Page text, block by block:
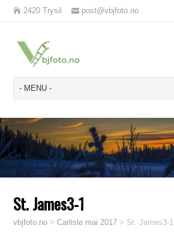
2420 Trysil post@vbjfoto.no
St. James3-1
vbjfoto.no >Carlisle mai 2017 > St. James3-1